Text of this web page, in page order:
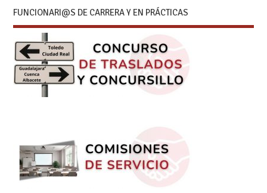
FUNCIONARI@S DE CARRERA Y EN PRÁCTICAS